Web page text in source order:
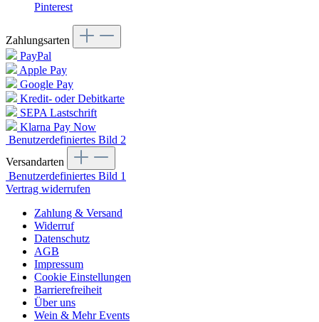
Pinterest
Zahlungsarten
PayPal
Apple Pay
Google Pay
Kredit- oder Debitkarte
SEPA Lastschrift
Klarna Pay Now
Benutzerdefiniertes Bild 2
Versandarten
Benutzerdefiniertes Bild 1
Vertrag widerrufen
Zahlung & Versand
Widerruf
Datenschutz
AGB
Impressum
Cookie Einstellungen
Barrierefreiheit
Über uns
Wein & Mehr Events